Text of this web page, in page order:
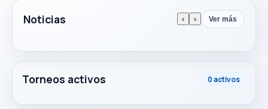
Noticias ‹ › Ver más
Torneos activos 0 activos